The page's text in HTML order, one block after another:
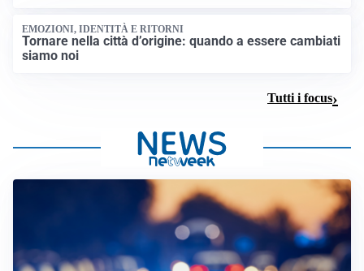
EMOZIONI, IDENTITÀ E RITORNI
Tornare nella città d’origine: quando a essere cambiati
siamo noi
Tutti i focus